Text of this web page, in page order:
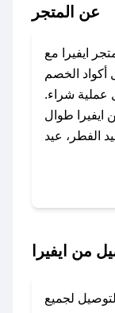
عن المتجر
ايفيرا مع
الخصم
عملية شراء.
طوال
الفطر، عيد
رمضان،
عروض خاصة
بسهولة على
لإضافته
من ايفيرا
لجميع